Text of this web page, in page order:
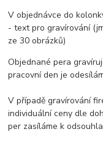
V objednávce do
- text pro gravírování
ze 30 obrázků)
Objednané pera
pracovní den je
V případě gravírování
individuální ceny dle
per zasíláme k